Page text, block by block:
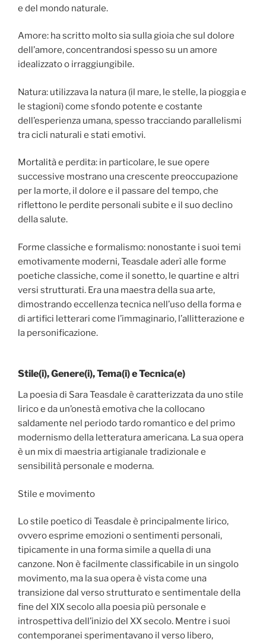
e del mondo naturale.
Amore: ha scritto molto sia sulla gioia che sul dolore
dell’amore, concentrandosi spesso su un amore
idealizzato o irraggiungibile.
Natura: utilizzava la natura (il mare, le stelle, la pioggia e
le stagioni) come sfondo potente e costante
dell’esperienza umana, spesso tracciando parallelismi
tra cicli naturali e stati emotivi.
Mortalità e perdita: in particolare, le sue opere
successive mostrano una crescente preoccupazione
per la morte, il dolore e il passare del tempo, che
riflettono le perdite personali subite e il suo declino
della salute.
Forme classiche e formalismo: nonostante i suoi temi
emotivamente moderni, Teasdale aderì alle forme
poetiche classiche, come il sonetto, le quartine e altri
versi strutturati. Era una maestra della sua arte,
dimostrando eccellenza tecnica nell’uso della forma e
di artifici letterari come l’immaginario, l’allitterazione e
la personificazione.
Stile(i), Genere(i), Tema(i) e Tecnica(e)
La poesia di Sara Teasdale è caratterizzata da uno stile
lirico e da un’onestà emotiva che la collocano
saldamente nel periodo tardo romantico e del primo
modernismo della letteratura americana. La sua opera
è un mix di maestria artigianale tradizionale e
sensibilità personale e moderna.
Stile e movimento
Lo stile poetico di Teasdale è principalmente lirico,
ovvero esprime emozioni o sentimenti personali,
tipicamente in una forma simile a quella di una
canzone. Non è facilmente classificabile in un singolo
movimento, ma la sua opera è vista come una
transizione dal verso strutturato e sentimentale della
fine del XIX secolo alla poesia più personale e
introspettiva dell’inizio del XX secolo. Mentre i suoi
contemporanei sperimentavano il verso libero,